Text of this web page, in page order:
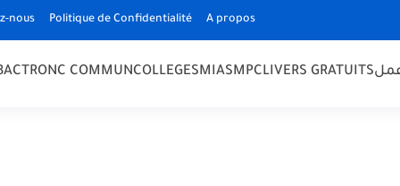
nous Politique de Confidentialité A propos
TRONC COMMUNCOLLEGESMIASMPCLIVERS GRATUITS